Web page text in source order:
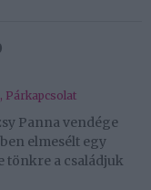
, Párkapcsolat
Panna vendége
elmesélt egy
tönkre a családjuk